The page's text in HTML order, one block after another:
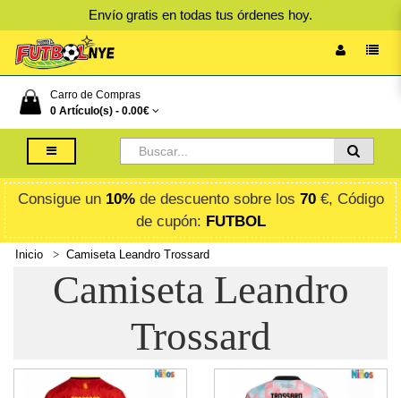
Envío gratis en todas tus órdenes hoy.
Carro de Compras
0 Artículo(s) - 0.00€
Consigue un 10%de descuento sobre los 70€, Código
de cupón: FUTBOL
Inicio Camiseta Leandro Trossard
Camiseta Leandro
Trossard